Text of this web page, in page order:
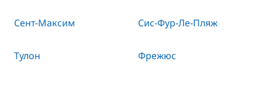
Сент-Максим Сис-Фур-Ле-Пляж
Тулон Фрежюс